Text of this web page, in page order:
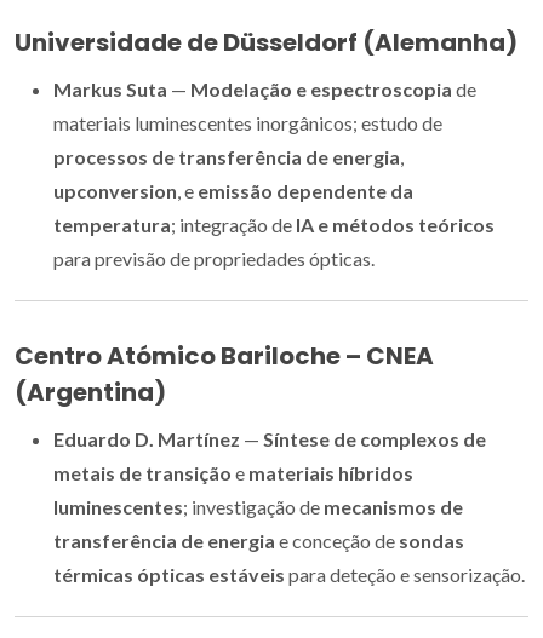
Universidade de Düsseldorf (Alemanha)
Markus Suta — Modelação e espectroscopia de
materiais luminescentes inorgânicos; estudo de
processos de transferência de energia,
upconversion, e emissão dependente da
temperatura; integração de IA e métodos teóricos
para previsão de propriedades ópticas.
Centro Atómico Bariloche – CNEA
(Argentina)
Eduardo D. Martínez — Síntese de complexos de
metais de transição e materiais híbridos
luminescentes; investigação de mecanismos de
transferência de energia e conceção de sondas
térmicas ópticas estáveis para deteção e sensorização.